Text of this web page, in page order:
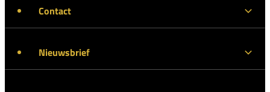
Contact
Nieuwsbrief